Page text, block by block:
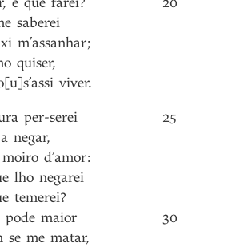
saberei
xi m’assanhar;
quiser,
viver.
per-serei
negar,
moiro d’amor:
lho negarei
temerei?
pode maior
se me matar,
25
30